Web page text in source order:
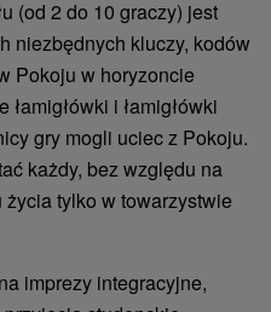
(od 2 do 10 graczy) jest
niezbędnych kluczy, kodów
Pokoju w horyzoncie
i łamigłówki
gry mogli uciec z Pokoju.
każdy, bez względu na
tylko w towarzystwie
imprezy integracyjne,